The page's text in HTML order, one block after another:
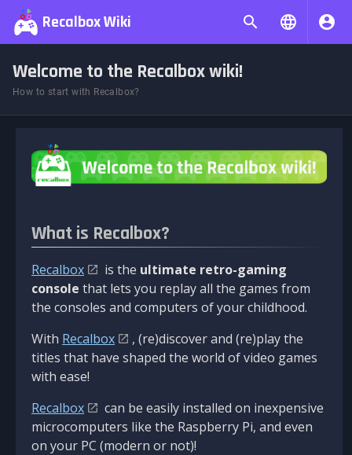
Recalbox Wiki
Welcome to the Recalbox wiki!
How to start with Recalbox?
What is Recalbox?
Recalbox is the ultimate retro-gaming
console that lets you replay all the games from
the consoles and computers of your childhood.
With Recalbox
, (re)discover and (re)play the
titles that have shaped the world of video games
with ease!
Recalbox
can be easily installed on inexpensive
microcomputers like the Raspberry Pi, and even
on your PC (modern or not)!